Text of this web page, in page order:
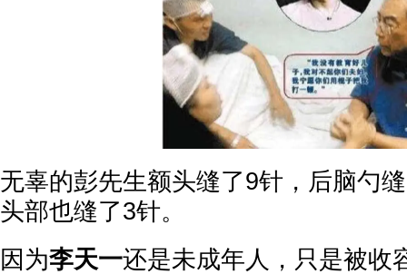
无辜的彭先生额头缝了9针，后脑勺
头部也缝了3针。
因为李天一还是未成年人，只是被收